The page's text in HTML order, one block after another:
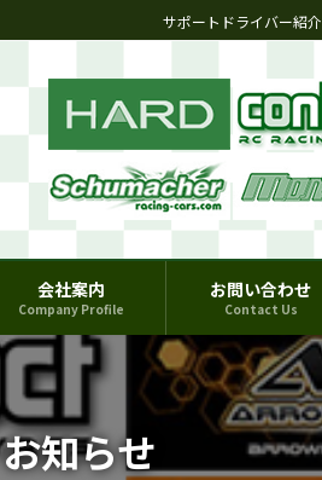
サポートドライバー紹介
会社案内
Company Profile
お問い合わせ
Contact Us
お知らせ